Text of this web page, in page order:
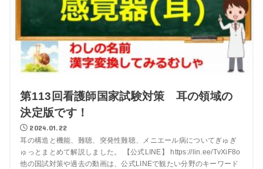
第113回看護師国家試験対策 耳の領域の
決定版です！
2024.01.22
耳の構造と機能、難聴、突発性難聴、メニエール病についてぎゅぎ
ゅっとまとめて解説しました。 【公式LINE】 https://lin.ee/TvXiF8o
他の国試対策や過去の動画は、公式LINEで観たい分野のキーワード